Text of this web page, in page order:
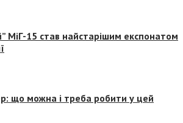
МіГ-15 став найстарішим експонатом
що можна і треба робити у цей